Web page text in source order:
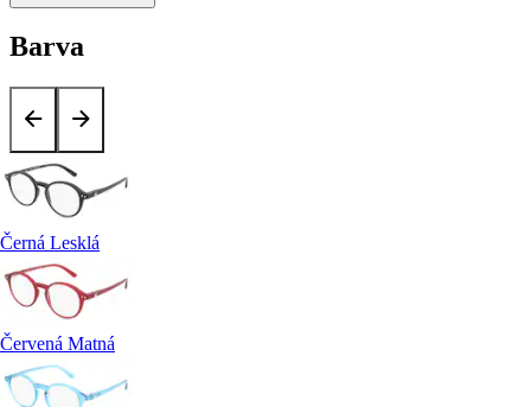
Barva
Černá Lesklá
Červená Matná